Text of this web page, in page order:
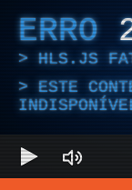
ERRO
HLS.JS
ESTE